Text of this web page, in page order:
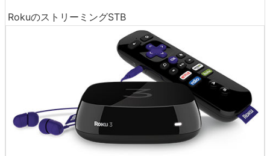
RokuのストリーミングSTB